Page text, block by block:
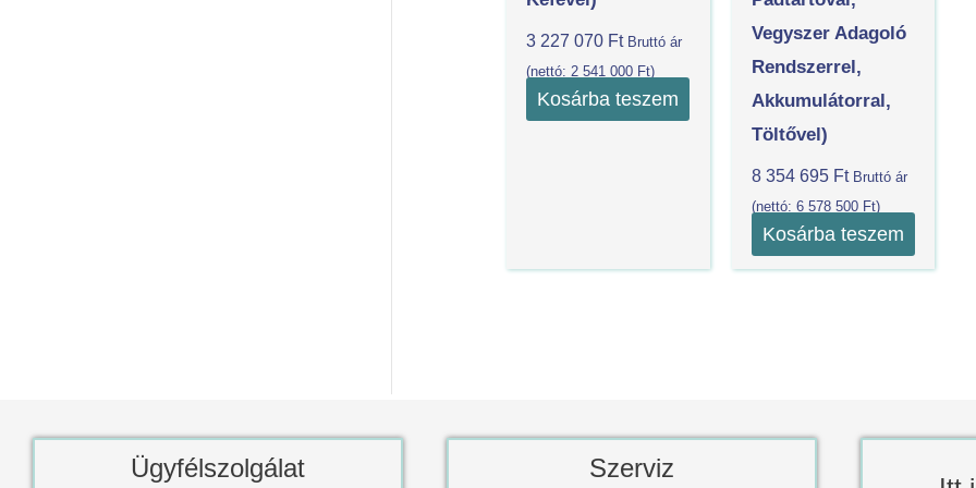
3 227 070 Ft Bruttó ár
(nettó: 2 541 000 Ft)
Kosárba teszem
Vegyszer Adagoló
Rendszerrel,
Akkumulátorral,
Töltővel)
8 354 695 Ft Bruttó ár
(nettó: 6 578 500 Ft)
Kosárba teszem
Ügyfélszolgálat Szerviz